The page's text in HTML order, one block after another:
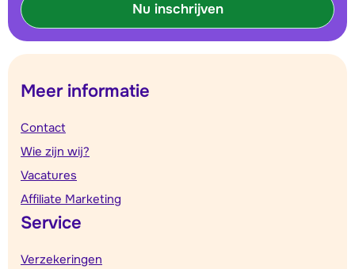
Nu inschrijven
Meer informatie
Contact
Wie zijn wij?
Vacatures
Affiliate Marketing
Service
Verzekeringen